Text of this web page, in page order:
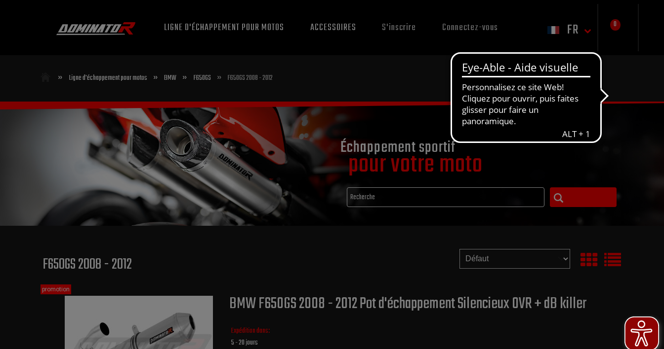
LIGNE D'ÉCHAPPEMENT POUR MOTOS ACCESSOIRES S'inscrire Connectez-vous FR 0
» Ligne d'échappement pour motos » BMW » F650GS » F650GS 2008 - 2012
Échappement sportif
pour votre moto
F650GS 2008 - 2012
BMW F650GS 2008 - 2012 Pot d'échappement Silencieux OVR + dB killer
Expédition dans:
5 - 20 jours
promotion